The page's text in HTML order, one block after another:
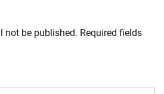
not be published. Required fields